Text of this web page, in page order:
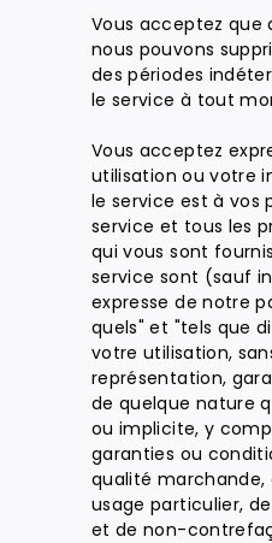
Vous acceptez que
nous pouvons
des périodes
le service à tout
Vous acceptez
utilisation ou votre
le service est à vos
service et tous les
qui vous sont
service sont (sauf
expresse de notre
quels" et "tels que
votre utilisation,
représentation,
de quelque nature
ou implicite, y
garanties ou
qualité marchande,
usage particulier,
et de non-